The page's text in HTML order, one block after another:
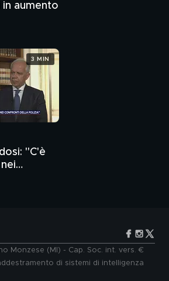
aumento
"C'è
3 MIN
Monzese (MI) - Cap. Soc. int. vers. €
di sistemi di intelligenza